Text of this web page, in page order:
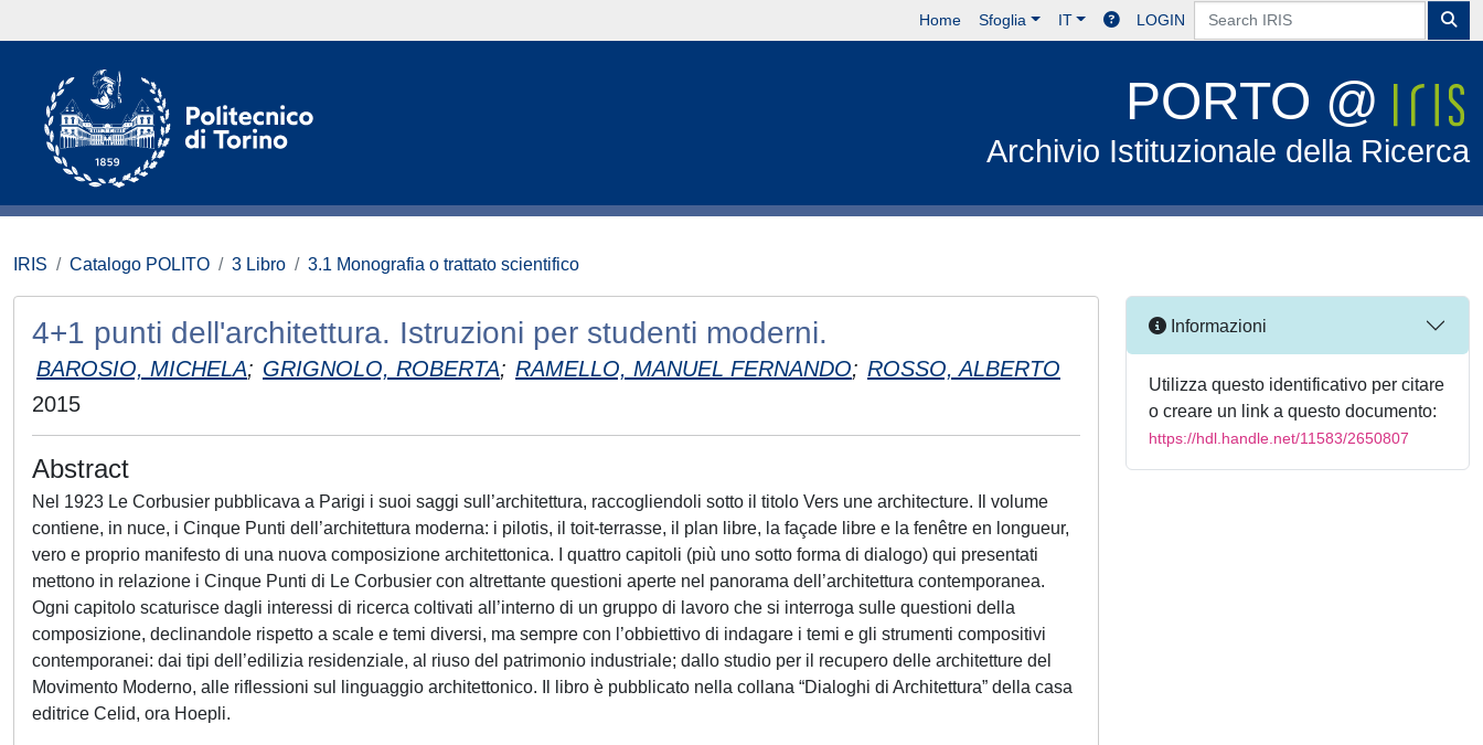
Home Sfoglia IT LOGIN
PORTO @
Archivio Istituzionale della Ricerca
IRIS Catalogo POLITO 3 Libro 3.1 Monografia o trattato scientifico
4+1 punti dell'architettura. Istruzioni per studenti moderni.
BAROSIO, MICHELA; GRIGNOLO, ROBERTA; RAMELLO, MANUEL FERNANDO; ROSSO, ALBERTO
2015
Abstract
Nel 1923 Le Corbusier pubblicava a Parigi i suoi saggi sull’architettura, raccogliendoli sotto il titolo Vers une architecture. Il volume
contiene, in nuce, i Cinque Punti dell’architettura moderna: i pilotis, il toit-terrasse, il plan libre, la façade libre e la fenêtre en longueur,
vero e proprio manifesto di una nuova composizione architettonica. I quattro capitoli (più uno sotto forma di dialogo) qui presentati
mettono in relazione i Cinque Punti di Le Corbusier con altrettante questioni aperte nel panorama dell’architettura contemporanea.
Ogni capitolo scaturisce dagli interessi di ricerca coltivati all’interno di un gruppo di lavoro che si interroga sulle questioni della
composizione, declinandole rispetto a scale e temi diversi, ma sempre con l’obbiettivo di indagare i temi e gli strumenti compositivi
contemporanei: dai tipi dell’edilizia residenziale, al riuso del patrimonio industriale; dallo studio per il recupero delle architetture del
Movimento Moderno, alle riflessioni sul linguaggio architettonico. Il libro è pubblicato nella collana “Dialoghi di Architettura” della casa
editrice Celid, ora Hoepli.
Informazioni
Utilizza questo identificativo per citare
o creare un link a questo documento:
https://hdl.handle.net/11583/2650807